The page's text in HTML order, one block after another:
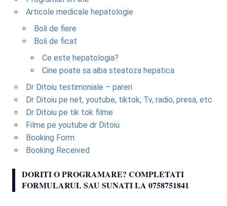
Articole medicale hepatologie
Boli de fiere
Boli de ficat
Ce este hepatologia?
Cine poate sa aiba steatoza hepatica
Dr Ditoiu testimoniale – pareri
Dr Ditoiu pe net, youtube, tiktok, Tv, radio, presa, etc
Dr Ditoiu pe tik tok filme
Filme pe youtube dr Ditoiu
Booking Form
Booking Received
DORITI O PROGRAMARE? COMPLETATI
FORMULARUL SAU SUNATI LA 0758751841